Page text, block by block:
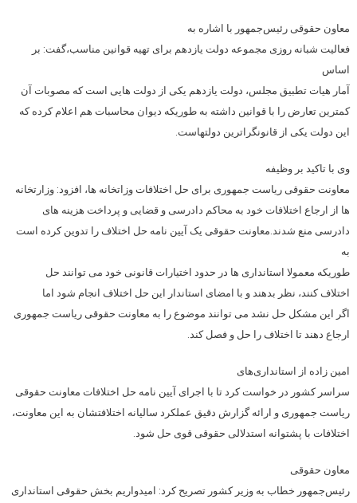
معاون حقوقی رئیس‌جمهور با اشاره به
فعالیت شبانه روزی مجموعه دولت یازدهم برای تهیه قوانین مناسب،گفت: بر
اساس
آمار هیات تطبیق مجلس، دولت یازدهم یکی از دولت هایی است که مصوبات آن
کمترین تعارض را با قوانین داشته به طوریکه دیوان محاسبات هم اعلام کرده که
این دولت یکی از قانونگراترین دولتهاست.
وی با تاکید بر وظیفه
معاونت حقوقی ریاست جمهوری برای حل اختلافات وزاتخانه ها، افزود: وزارتخانه
ها از ارجاع اختلافات خود به محاکم دادرسی و قضایی و پرداخت هزینه های
دادرسی منع شدند.معاونت حقوقی یک آیین نامه حل اختلاف را تدوین کرده است
به
طوریکه معمولا استانداری ها در حدود اختیارات قانونی خود می توانند حل
اختلاف کنند، نظر بدهند و با امضای استاندار این حل اختلاف انجام شود اما
اگر این مشکل حل نشد می توانند موضوع را به معاونت حقوقی ریاست جمهوری
ارجاع دهند تا اختلاف را حل و فصل کند.
امین زاده از استانداری‌های
سراسر کشور در خواست کرد تا با اجرای آیین نامه حل اختلافات معاونت حقوقی
ریاست جمهوری و ارائه گزارش دقیق عملکرد سالیانه اختلافتشان به این معاونت،
اختلافات با پشتوانه استدلالی حقوقی قوی حل شود.
معاون حقوقی
رئیس‌جمهور خطاب به وزیر کشور تصریح کرد: امیدواریم بخش حقوقی استانداری